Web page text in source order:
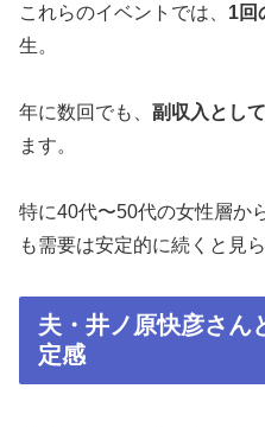
これらのイベントでは、 1回
生。
年に数回でも、 副収入とし
ます。
特に40代〜50代の女性層か
も需要は安定的に続くと見
夫・井ノ原快彦さん
定感